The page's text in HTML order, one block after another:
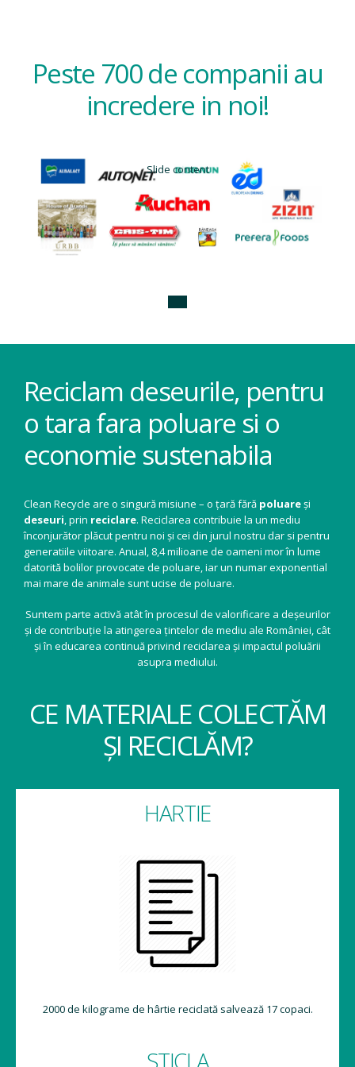
Peste 700 de companii au
incredere in noi!
Slide content
Reciclam deseurile, pentru
o tara fara poluare si o
economie sustenabila
Clean Recycle are o singură misiune – o țară fără poluareși
deseuri, prin reciclare. Reciclarea contribuie la un mediu
înconjurător plăcut pentru noi și cei din jurul nostru dar si pentru
generatiile viitoare. Anual, 8,4 milioane de oameni mor în lume
datorită bolilor provocate de poluare, iar un numar exponential
mai mare de animale sunt ucise de poluare.
Suntem parte activă atât în procesul de valorificare a deșeurilor
și de contribuție la atingerea țintelor de mediu ale României, cât
și în educarea continuă privind reciclarea și impactul poluării
asupra mediului.
CE MATERIALE COLECTĂM
ȘI RECICLĂM?
HARTIE
2000 de kilograme de hârtie reciclată salvează 17 copaci.
STICLA